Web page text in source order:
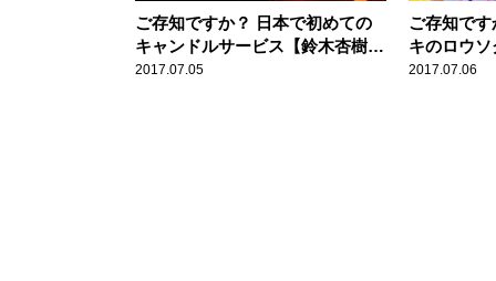
ご存知ですか？ 日本で初めての
キャンドルサービス【鈴木杏樹の
いってらっしゃい】
2017.07.05
ご存知で
キのロウ
いってらっ
2017.07.06